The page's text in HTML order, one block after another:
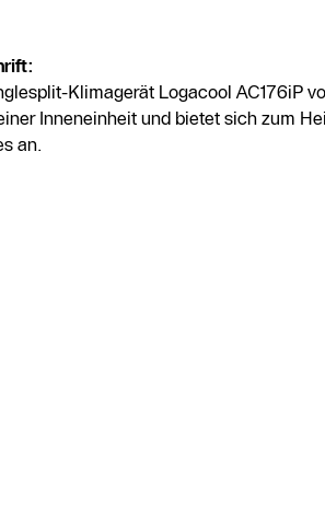
Klimagerät Logacool AC176iP
Inneneinheit und bietet sich zum
an.